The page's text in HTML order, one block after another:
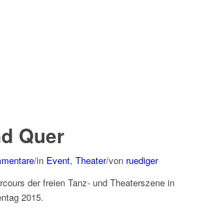
Quer
/in Event, Theater/von ruediger
der freien Tanz- und Theaterszene in
2015.